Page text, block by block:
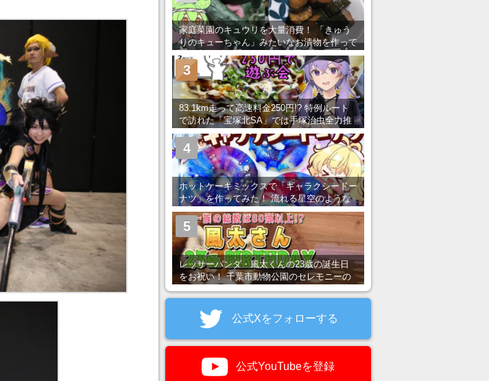
家庭菜園のキュウリを大量消費！ 「きゅう
りのキューちゃん」みたいなお漬物を作って
みた
83.1km走って高速料金250円!? 特例ルート
で訪れた「宝塚北SA」では手塚治虫全力推
し＆関西グルメが楽しめる！
3
ホットケーキミックスで「ギャラクシードー
ナツ」を作ってみた！ 流れる星空のような
レンチン・レシピを紹介
4
レッサーパンダ・風太くんの23歳の誕生日
をお祝い！ 千葉市動物公園のセレモニーの
5
公式Xをフォローする
公式YouTubeを登録